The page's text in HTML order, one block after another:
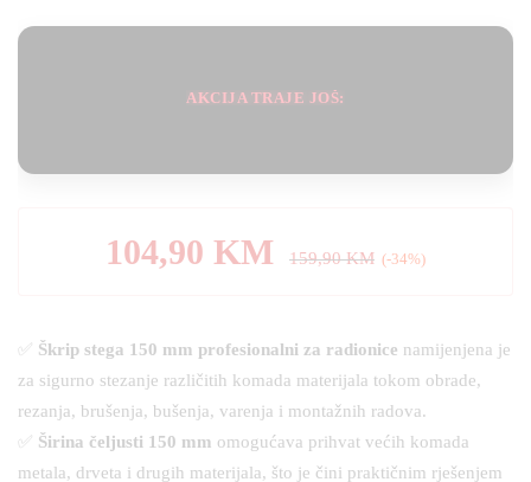
AKCIJA TRAJE JOŠ:
104,90 KM 159,90KM (-34%)
Škrip stega 150 mm profesionalni za radionice namijenjena je
za sigurno stezanje različitih komada materijala tokom obrade,
rezanja, brušenja, bušenja, varenja i montažnih radova.
Širina čeljusti 150 mm omogućava prihvat većih komada
metala, drveta i drugih materijala, što je čini praktičnim rješenjem